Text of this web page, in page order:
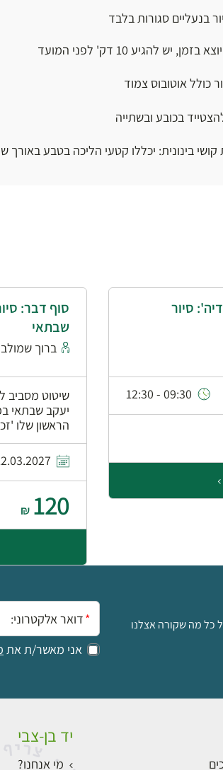
בנעליים סגורות בלבד
בזמן, יש להגיע 10 דק' לפני המועד
כולל אוטובוס צמוד
בכובע ובשתייה
בינונית: יכללו קטעי הליכה בטבע באורך של עד 10 ק”מ וייתכנו קטעי
סיור
09:30 - 12:30
סוף דבר:
שבתאי
ברוך
שיטוט מסביב
יעקב שבתאי
הראשון שלו
120
₪
כל מה שקורה אצלנו
אימייל:
אני מאשר/ת את
יד בן-צבי
מי אנחנו?